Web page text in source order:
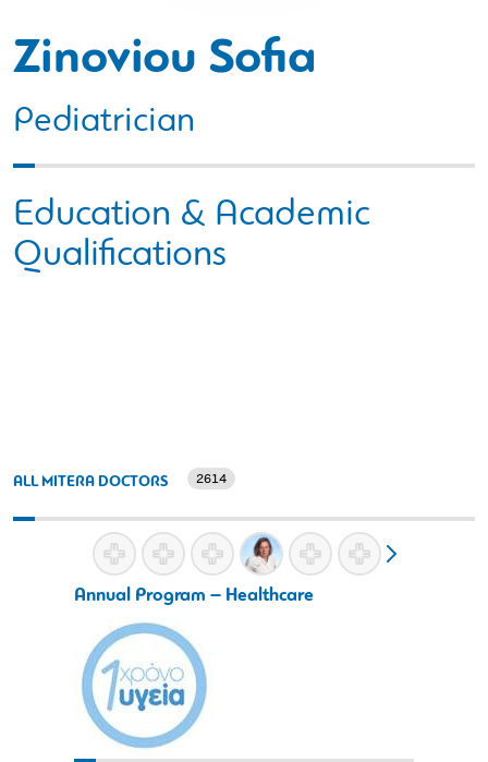
Zinoviou Sofia
Pediatrician
Education & Academic
Qualifications
ALL MITERA DOCTORS 2614
Annual Program – Healthcare